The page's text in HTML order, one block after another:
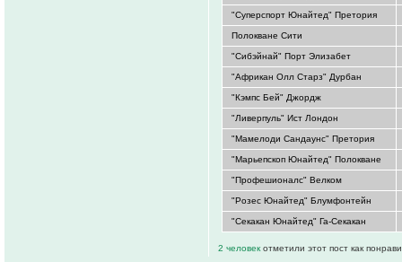
"Суперспорт Юнайтед" Претория
Полокване Сити
"Сибэйнай" Порт Элизабет
"Африкан Олл Старз" Дурбан
"Кэмпс Бей" Джордж
"Ливерпуль" Ист Лондон
"Мамелоди Сандаунс" Претория
"Марьепскоп Юнайтед" Полокване
"Профешионалс" Велком
"Розес Юнайтед" Блумфонтейн
"Секакан Юнайтед" Га-Секакан
2 человек отметили этот пост как